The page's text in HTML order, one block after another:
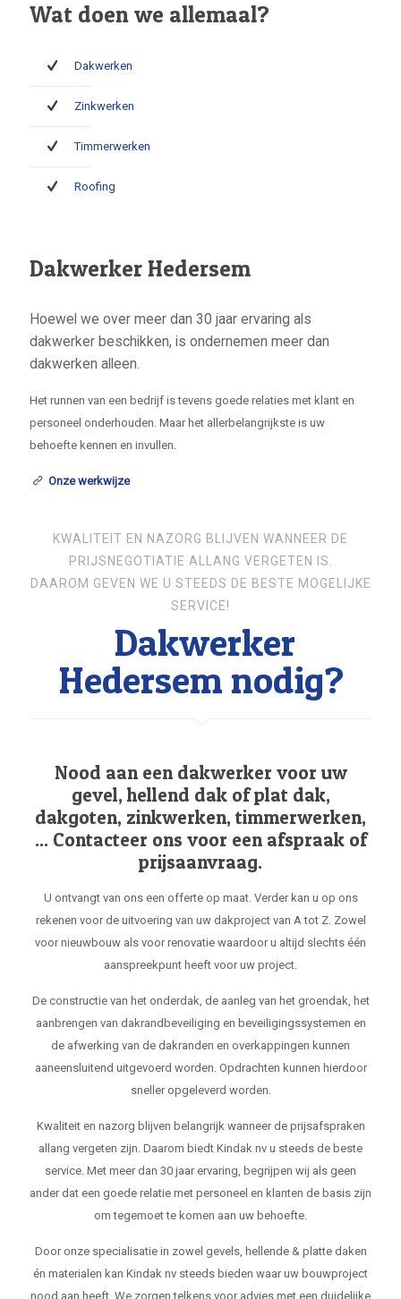
Wat doen we allemaal?
Dakwerken
Zinkwerken
Timmerwerken
Roofing
Dakwerker Hedersem
Hoewel we over meer dan 30 jaar ervaring als
dakwerker beschikken, is ondernemen meer dan
dakwerken alleen.
Het runnen van een bedrijf is tevens goede relaties met klant en
personeel onderhouden. Maar het allerbelangrijkste is uw
behoefte kennen en invullen.
Onze werkwijze
KWALITEIT EN NAZORG BLIJVEN WANNEER DE
PRIJSNEGOTIATIE ALLANG VERGETEN IS.
DAAROM GEVEN WE U STEEDS DE BESTE MOGELIJKE
SERVICE!
Dakwerker
Hedersem nodig?
Nood aan een dakwerker voor uw
gevel, hellend dak of plat dak,
dakgoten, zinkwerken, timmerwerken,
... Contacteer ons voor een afspraak of
prijsaanvraag.
U ontvangt van ons een offerte op maat. Verder kan u op ons
rekenen voor de uitvoering van uw dakproject van A tot Z. Zowel
voor nieuwbouw als voor renovatie waardoor u altijd slechts één
aanspreekpunt heeft voor uw project.
De constructie van het onderdak, de aanleg van het groendak, het
aanbrengen van dakrandbeveiliging en beveiligingssystemen en
de afwerking van de dakranden en overkappingen kunnen
aaneensluitend uitgevoerd worden. Opdrachten kunnen hierdoor
sneller opgeleverd worden.
Kwaliteit en nazorg blijven belangrijk wanneer de prijsafspraken
allang vergeten zijn. Daarom biedt Kindak nv u steeds de beste
service. Met meer dan 30 jaar ervaring, begrijpen wij als geen
ander dat een goede relatie met personeel en klanten de basis zijn
om tegemoet te komen aan uw behoefte.
Door onze specialisatie in zowel gevels, hellende & platte daken
én materialen kan Kindak nv steeds bieden waar uw bouwproject
nood aan heeft. We zorgen telkens voor advies met een duidelijke